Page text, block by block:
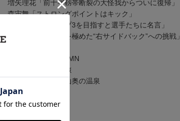
増矢理花「前十字靱帯断裂の大怪我からついに復帰」
森宙舞「ストロングポイントはキック」
中村伸監督「トップ3を目指すと選手たちに名言」
近賀ゆかり「世界を極めた“右サイドバック”への挑戦」
●SIGMACLUB COLUMN
群馬から京都への旅
たどり着いたのは山奥の温泉
●SIGMAカレンダー